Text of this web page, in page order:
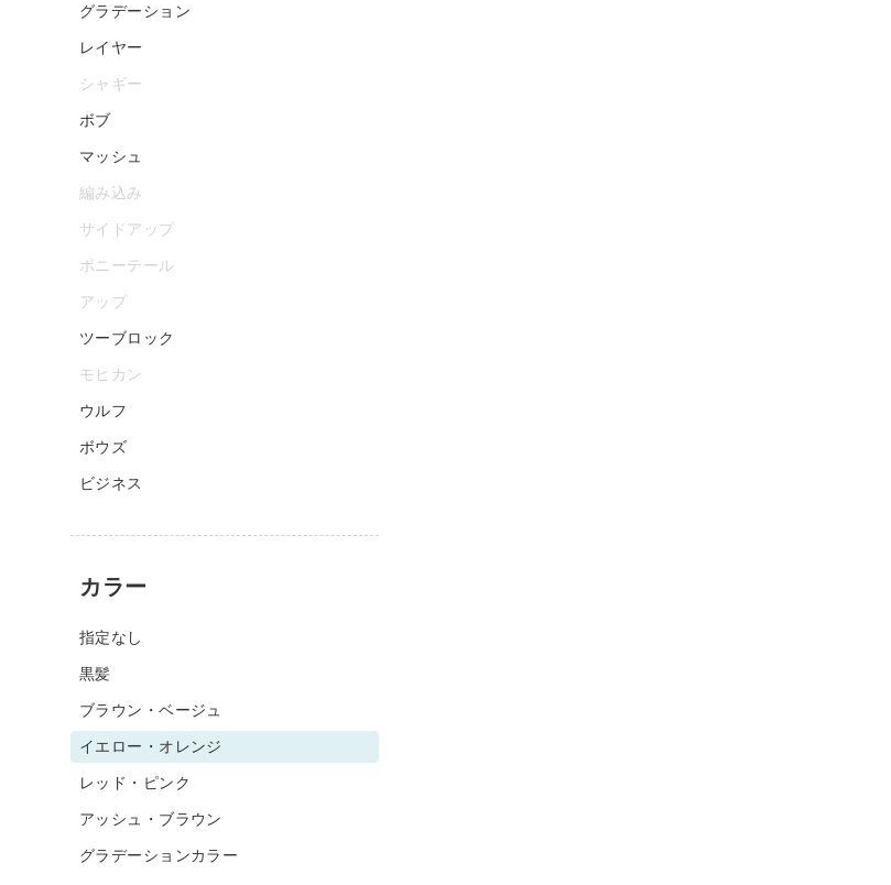
グラデーション
レイヤー
シャギー
ボブ
マッシュ
編み込み
サイドアップ
ポニーテール
アップ
ツーブロック
モヒカン
ウルフ
ボウズ
ビジネス
カラー
指定なし
黒髪
ブラウン・ベージュ
イエロー・オレンジ
レッド・ピンク
アッシュ・ブラウン
グラデーションカラー